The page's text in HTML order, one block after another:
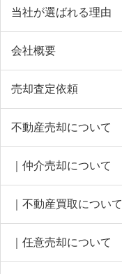
当社が選ばれる理由
会社概要
売却査定依頼
不動産売却について
｜仲介売却について
｜不動産買取について
｜任意売却について